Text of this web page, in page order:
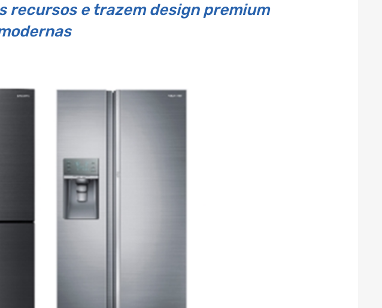
recursos e trazem design premium